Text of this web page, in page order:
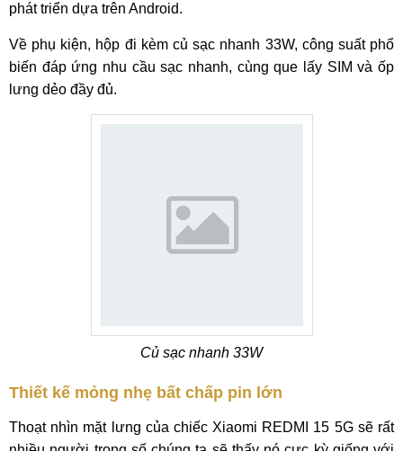
phát triển dựa trên Android.
Về phụ kiện, hộp đi kèm củ sạc nhanh 33W, công suất phổ
biến đáp ứng nhu cầu sạc nhanh, cùng que lấy SIM và ốp
lưng dẻo đầy đủ.
Củ sạc nhanh 33W
Thiết kế mỏng nhẹ bất chấp pin lớn
Thoạt nhìn mặt lưng của chiếc Xiaomi REDMI 15 5G sẽ rất